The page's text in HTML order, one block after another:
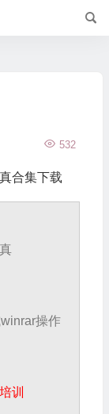
532
操作
训